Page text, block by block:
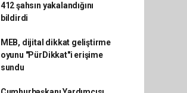
412 şahsın yakalandığını
bildirdi
MEB, dijital dikkat geliştirme
oyunu "PürDikkat"i erişime
sundu